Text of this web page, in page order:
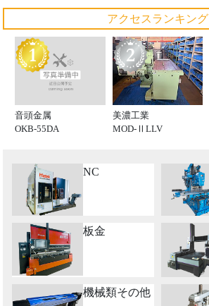
アクセスランキング
音頭金属
OKB-55DA
美濃工業
MOD-ⅡLLV
NC
板金
機械類その他